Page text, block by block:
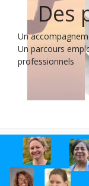
Des
Un
Un parcours
professionnels